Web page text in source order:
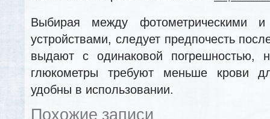
Выбирая между фотометрическими и
устройствами, следует предпочесть
выдают с одинаковой погрешностью,
глюкометры требуют меньше крови
удобны в использовании.
Похожие записи